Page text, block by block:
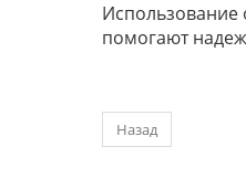
Использование
помогают
Назад